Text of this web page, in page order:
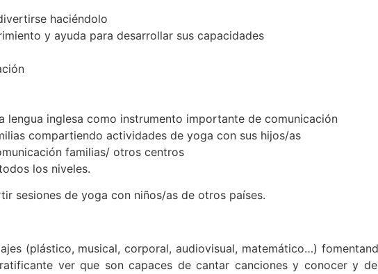
haciéndolo
y ayuda para desarrollar sus capacidades
lengua inglesa como instrumento importante de comunicación
compartiendo actividades de yoga con sus hijos/as
familias/ otros centros
los niveles.
sesiones de yoga con niños/as de otros países.
(plástico, musical, corporal, audiovisual, matemático…)
ver que son capaces de cantar canciones y conocer y